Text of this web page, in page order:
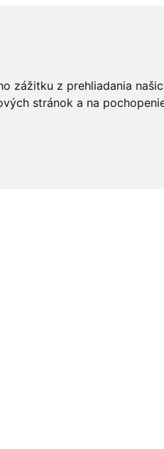
zážitku z prehliadania
stránok a na